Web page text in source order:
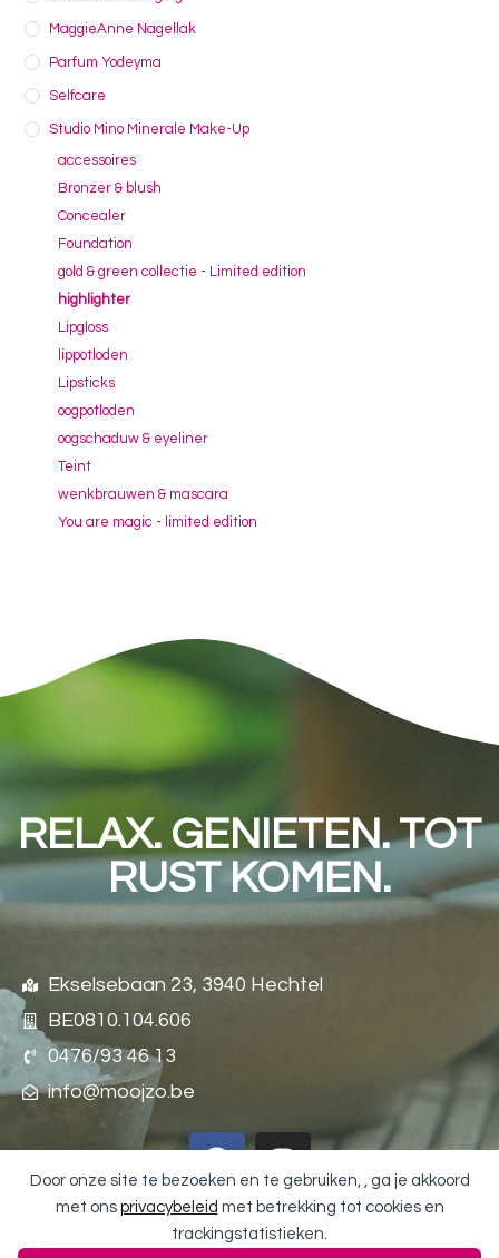
Door onze site te bezoeken en te gebruiken, , ga je akkoord
met ons privacybeleid met betrekking tot cookies en
trackingstatistieken.
MaggieAnne Nagellak
Parfum Yodeyma
Selfcare
Studio Mino Minerale Make-Up
accessoires
Bronzer & blush
Concealer
Foundation
gold & green collectie - Limited edition
highlighter
Lipgloss
lippotloden
Lipsticks
oogpotloden
oogschaduw & eyeliner
Teint
wenkbrauwen & mascara
You are magic - limited edition
RELAX. GENIETEN. TOT
RUST KOMEN.
Ekselsebaan 23, 3940 Hechtel
BE0810.104.606
0476/93 46 13
info@moojzo.be